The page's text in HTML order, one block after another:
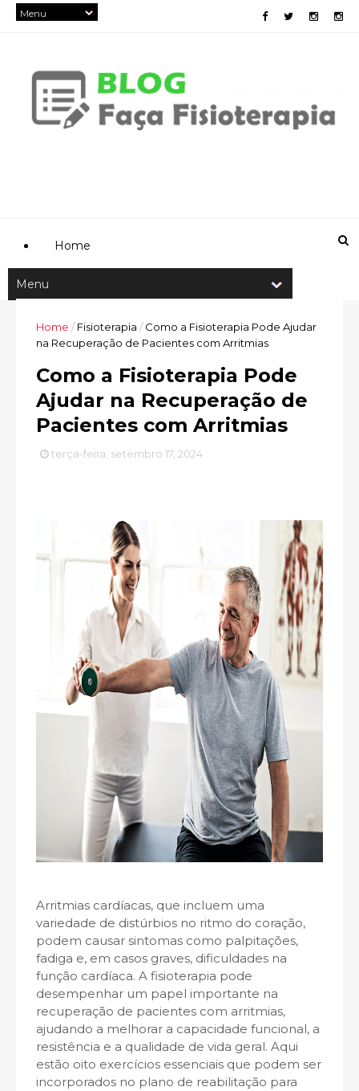
Home
Home /Fisioterapia / Como a Fisioterapia Pode Ajudar
na Recuperação de Pacientes com Arritmias
Como a Fisioterapia Pode
Ajudar na Recuperação de
Pacientes com Arritmias
terça-feira, setembro 17, 2024
Arritmias cardíacas, que incluem uma
variedade de distúrbios no ritmo do coração,
podem causar sintomas como palpitações,
fadiga e, em casos graves, dificuldades na
função cardíaca. A fisioterapia pode
desempenhar um papel importante na
recuperação de pacientes com arritmias,
ajudando a melhorar a capacidade funcional, a
resistência e a qualidade de vida geral. Aqui
estão oito exercícios essenciais que podem ser
incorporados no plano de reabilitação para